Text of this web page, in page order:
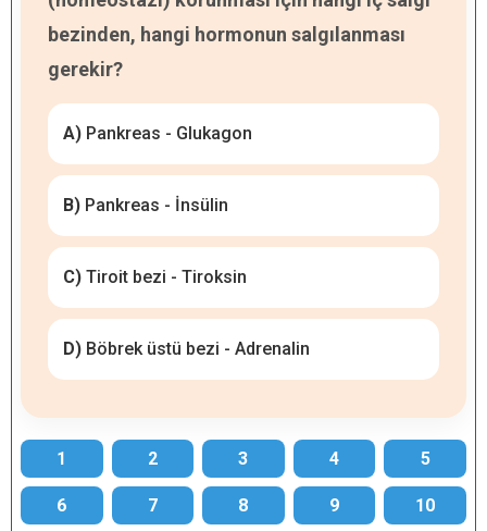
bezinden, hangi hormonun salgılanması
gerekir?
A) Pankreas - Glukagon
B) Pankreas - İnsülin
C) Tiroit bezi - Tiroksin
D) Böbrek üstü bezi - Adrenalin
1 2 3 4 5
6 7 8 9 10